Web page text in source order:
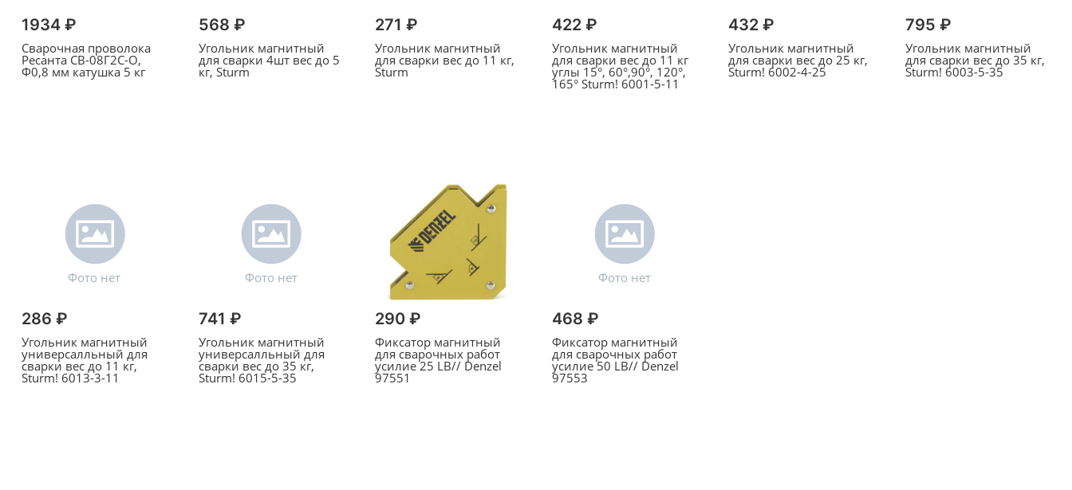
1934 ₽
Сварочная проволока
Ресанта СВ-08Г2С-О,
Ф0,8 мм катушка 5 кг
568 ₽
Угольник магнитный
для сварки 4шт вес до 5
кг, Sturm
271 ₽
Угольник магнитный
для сварки вес до 11 кг,
Sturm
422 ₽
Угольник магнитный
для сварки вес до 11 кг
углы 15°, 60°,90°, 120°,
165° Sturm! 6001-5-11
432 ₽
Угольник магнитный
для сварки вес до 25 кг,
Sturm! 6002-4-25
795 ₽
Угольник магнитный
для сварки вес до 35 кг,
Sturm! 6003-5-35
286 ₽
Угольник магнитный
универсалльный для
сварки вес до 11 кг,
Sturm! 6013-3-11
741 ₽
Угольник магнитный
универсалльный для
сварки вес до 35 кг,
Sturm! 6015-5-35
290 ₽
Фиксатор магнитный
для сварочных работ
усилие 25 LB// Denzel
97551
468 ₽
Фиксатор магнитный
для сварочных работ
усилие 50 LB// Denzel
97553